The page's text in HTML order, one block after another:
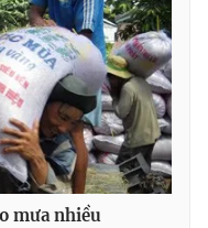
video
thao
mưa nhiều